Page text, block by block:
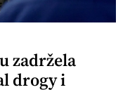
zadržela
drogy i